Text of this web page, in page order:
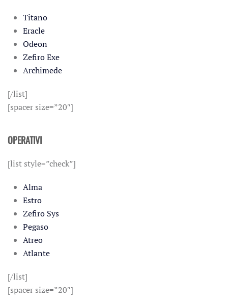
Titano
Eracle
Odeon
Zefiro Exe
Archimede
[/list]
[spacer size=”20″]
OPERATIVI
[list style=”check”]
Alma
Estro
Zefiro Sys
Pegaso
Atreo
Atlante
[/list]
[spacer size=”20″]